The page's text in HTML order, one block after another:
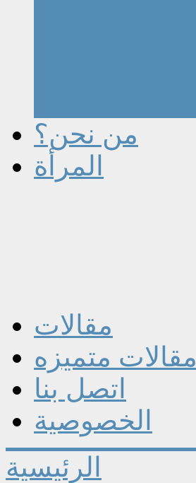
من نحن؟
المرأة
مقالات
مقالات متميزه
اتصل بنا
الخصوصية
الرئيسية